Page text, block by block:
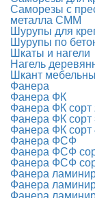
Саморезы с
металла СММ
Шурупы для
Шурупы по
Шкаты и нагели
Нагель
Шкант
Фанера
Фанера ФК
Фанера ФК
Фанера ФК
Фанера ФК
Фанера ФСФ
Фанера ФСФ
Фанера ФСФ
Фанера
Фанера